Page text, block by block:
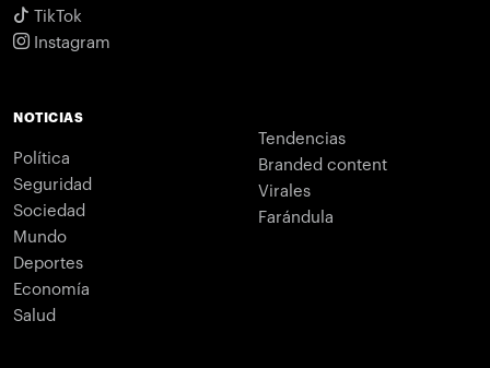
TikTok
Instagram
NOTICIAS
Política
Seguridad
Sociedad
Mundo
Deportes
Economía
Salud
Tendencias
Branded content
Virales
Farándula